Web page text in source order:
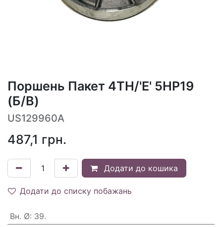
Поршень Пакет 4TH/'E' 5HP19
(Б/В)
US129960A
487,1 грн.
Додати до кошика
Додати до списку побажань
Вн. Ø: 39.